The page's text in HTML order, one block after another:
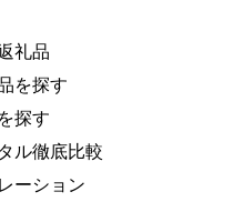
礼品
を探す
探す
ル徹底比較
ーション